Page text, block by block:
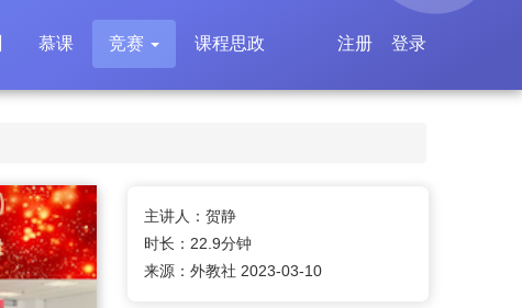
慕课 竞赛 课程思政 登录
注册
主讲人：贺静
时长：22.9分钟
来源：外教社 2023-03-10